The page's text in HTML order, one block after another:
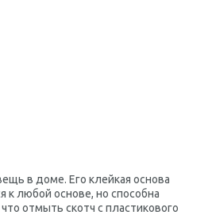
в доме. Его клейкая основа
к любой основе, но способна
отмыть скотч с пластикового